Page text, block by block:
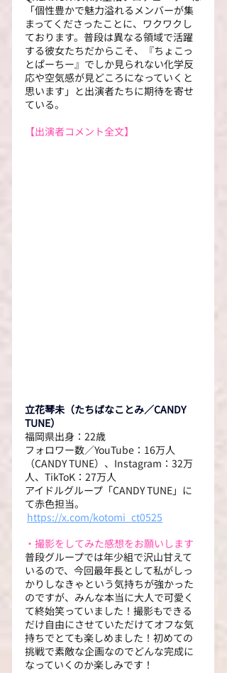
「個性豊かで魅力溢れるメンバーが集
まってくださったことに、ワクワクし
ております。普段は異なる領域で活躍
する彼女たちだからこそ、『ちょこっ
とぱーちー』でしか見られない化学反
応や空気感が見どころになっていくと
思います」と出演者たちに期待を寄せ
ている。
【出演者コメント全文】
立花琴未（たちばなことみ／CANDY
TUNE）
福岡県出身：22歳
フォロワー数／YouTube：16万人
（CANDY TUNE）、Instagram：32万
人、TikToK：27万人
アイドルグループ「CANDY TUNE」に
て赤色担当。
https://x.com/kotomi_ct0525
・撮影をしてみた感想をお願いします
普段グループでは年少組で沢山甘えて
いるので、今回最年長として私がしっ
かりしなきゃという気持ちが強かった
のですが、みんな本当に大人で可愛く
て終始笑っていました！撮影もできる
だけ自由にさせていただけてオフな気
持ちでとても楽しめました！初めての
挑戦で素敵な企画なのでどんな完成に
なっていくのか楽しみです！